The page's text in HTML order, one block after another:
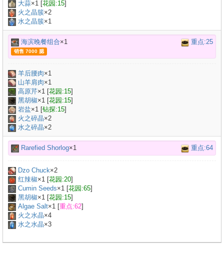
大蒜×1 [花园:15]
火之晶簇×2
水之晶簇×1
海滨晚餐组合×1 重点:25
销售 7000 腮
羊后腰肉×1
山羊肩肉×1
高原芹×1 [花园:15]
黑胡椒×1 [花园:15]
岩盐×1 [钻探:15]
火之碎晶×2
水之碎晶×2
Rarefied Shorlog×1 重点:64
Dzo Chuck×2
红辣椒×1 [花园:20]
Cumin Seeds×1 [花园:65]
黑胡椒×1 [花园:15]
Algae Salt×1 [重点:62]
火之水晶×4
水之水晶×3